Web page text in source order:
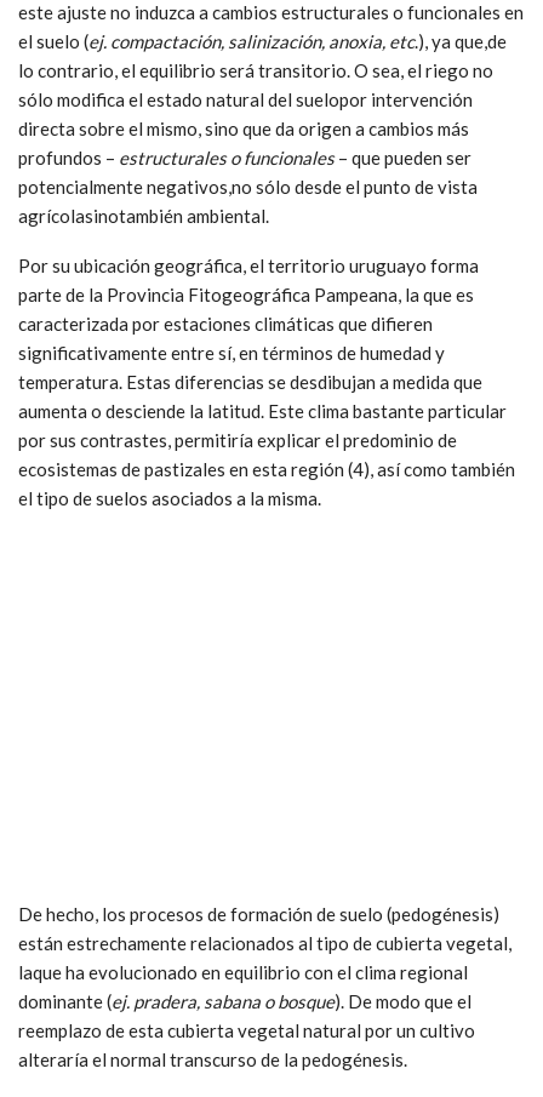
este ajuste no induzca a cambios estructurales o funcionales en
el suelo (ej. compactación, salinización, anoxia, etc.), ya que,de
lo contrario, el equilibrio será transitorio. O sea, el riego no
sólo modifica el estado natural del suelopor intervención
directa sobre el mismo, sino que da origen a cambios más
profundos – estructurales o funcionales– que pueden ser
potencialmente negativos,no sólo desde el punto de vista
agrícolasinotambién ambiental.
Por su ubicación geográfica, el territorio uruguayo forma
parte de la Provincia Fitogeográfica Pampeana, la que es
caracterizada por estaciones climáticas que difieren
significativamente entre sí, en términos de humedad y
temperatura. Estas diferencias se desdibujan a medida que
aumenta o desciende la latitud. Este clima bastante particular
por sus contrastes, permitiría explicar el predominio de
ecosistemas de pastizales en esta región (4), así como también
el tipo de suelos asociados a la misma.
De hecho, los procesos de formación de suelo (pedogénesis)
están estrechamente relacionados al tipo de cubierta vegetal,
laque ha evolucionado en equilibrio con el clima regional
dominante (ej. pradera, sabana o bosque). De modo que el
reemplazo de esta cubierta vegetal natural por un cultivo
alteraría el normal transcurso de la pedogénesis.